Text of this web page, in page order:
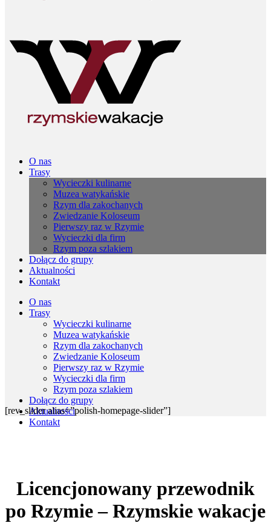
O nas
Trasy
Wycieczki kulinarne
Muzea watykańskie
Rzym dla zakochanych
Zwiedzanie Koloseum
Pierwszy raz w Rzymie
Wycieczki dla firm
Rzym poza szlakiem
Dołącz do grupy
Aktualności
Kontakt
O nas
Trasy
Wycieczki kulinarne
Muzea watykańskie
Rzym dla zakochanych
Zwiedzanie Koloseum
Pierwszy raz w Rzymie
Wycieczki dla firm
Rzym poza szlakiem
Dołącz do grupy
Aktualności
Kontakt
[rev_slider alias=”polish-homepage-slider”]
Licencjonowany przewodnik
po Rzymie – Rzymskie wakacje